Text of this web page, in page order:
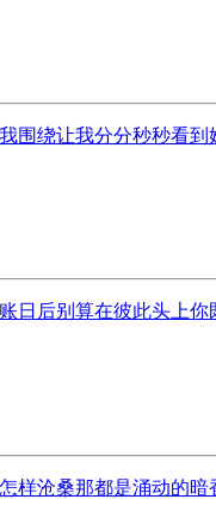
围绕让我分分秒秒看
日后别算在彼此头上
样沧桑那都是涌动的